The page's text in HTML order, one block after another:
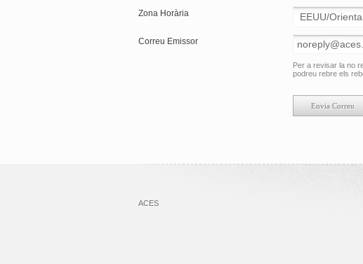
Zona Horària
Correu Emissor
Per a revisar la no
podreu rebre els
ACES